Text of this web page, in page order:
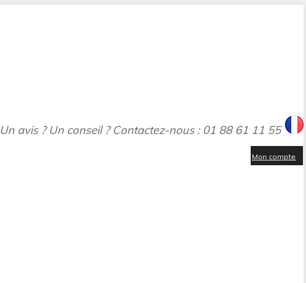
Un avis ? Un conseil ? Contactez-nous : 01 88 61 11 55
Mon compte